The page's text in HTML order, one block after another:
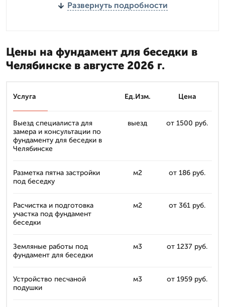
Развернуть подробности
Цены на фундамент для беседки в
Челябинске в августе 2026 г.
Услуга Ед.Изм. Цена
Выезд специалиста для
замера и консультации по
фундаменту для беседки в
Челябинске
выезд от 1500 руб.
Разметка пятна застройки
под беседку
м2 от 186 руб.
Расчистка и подготовка
участка под фундамент
беседки
м2 от 361 руб.
Земляные работы под
фундамент для беседки
м3 от 1237 руб.
Устройство песчаной
подушки
м3 от 1959 руб.